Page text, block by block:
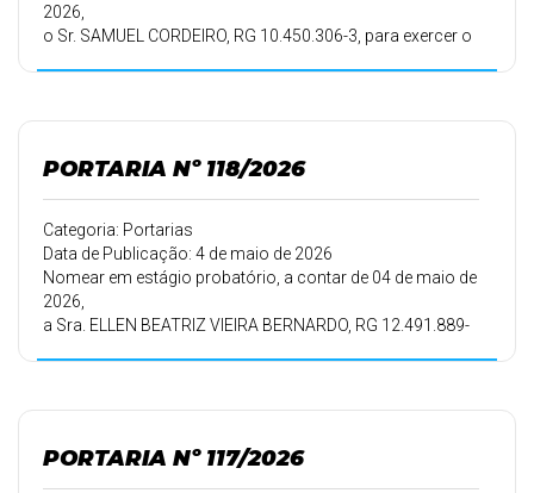
2026,
o Sr. SAMUEL CORDEIRO, RG 10.450.306-3, para exercer o
Público.
PORTARIA Nº 118/2026
Categoria: Portarias
Data de Publicação: 4 de maio de 2026
Nomear em estágio probatório, a contar de 04 de maio de
2026,
a Sra. ELLEN BEATRIZ VIEIRA BERNARDO, RG 12.491.889-
PORTARIA Nº 117/2026